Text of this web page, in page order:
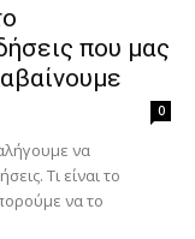
που μας
0
να
Τι είναι το
να το